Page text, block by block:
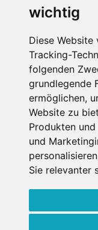
wichtig
Diese
Tracking-
folgenden
grundlegende
ermöglichen,
Website zu
Produkten
und
personalisieren
Sie relevanter
Die
Muss für alle